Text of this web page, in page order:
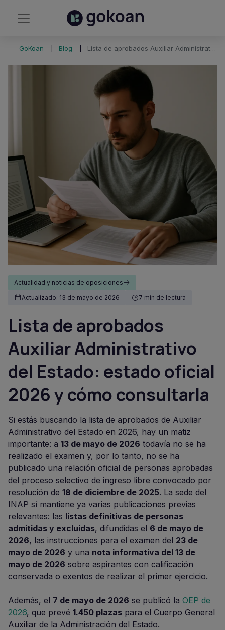
GoKoan Blog Lista de aprobados Auxiliar Administrativo del Estado: estado oficial 2026 y cómo consultarla
Actualidad y noticias de oposiciones
Actualizado: 13 de mayo de 2026
7 min de lectura
Lista de aprobados
Auxiliar Administrativo
del Estado: estado oficial
2026 y cómo consultarla
Si estás buscando la lista de aprobados de Auxiliar
Administrativo del Estado en 2026, hay un matiz
importante: a 13 de mayo de 2026 todavía no se ha
realizado el examen y, por lo tanto, no se ha
publicado una relación oficial de personas aprobadas
del proceso selectivo de ingreso libre convocado por
resolución de 18 de diciembre de 2025. La sede del
INAP sí mantiene ya varias publicaciones previas
relevantes: las listas definitivas de personas
admitidas y excluidas, difundidas el 6 de mayo de
2026, las instrucciones para el examen del 23 de
mayo de 2026 y una nota informativa del 13 de
mayo de 2026 sobre aspirantes con calificación
conservada o exentos de realizar el primer ejercicio.
Además, el 7 de mayo de 2026 se publicó la OEP de
2026, que prevé 1.450 plazas para el Cuerpo General
Auxiliar de la Administración del Estado.